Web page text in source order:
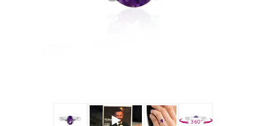
360°